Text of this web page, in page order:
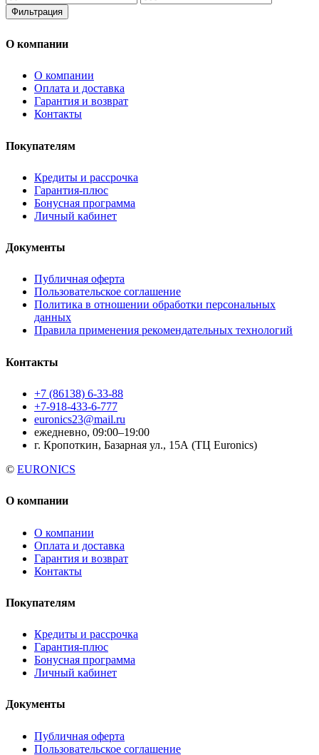
цена
цена
Фильтрация
О компании
О компании
Оплата и доставка
Гарантия и возврат
Контакты
Покупателям
Кредиты и рассрочка
Гарантия-плюс
Бонусная программа
Личный кабинет
Документы
Публичная оферта
Пользовательское соглашение
Политика в отношении обработки персональных
данных
Правила применения рекомендательных технологий
Контакты
+7 (86138) 6-33-88
+7-918-433-6-777
euronics23@mail.ru
ежедневно, 09:00–19:00
г. Кропоткин, Базарная ул., 15А (ТЦ Euronics)
© EURONICS
О компании
О компании
Оплата и доставка
Гарантия и возврат
Контакты
Покупателям
Кредиты и рассрочка
Гарантия-плюс
Бонусная программа
Личный кабинет
Документы
Публичная оферта
Пользовательское соглашение